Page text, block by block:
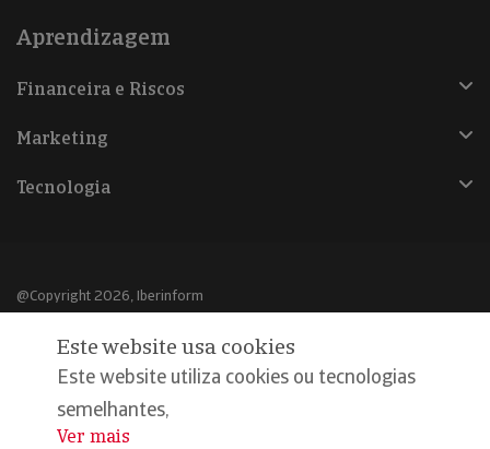
Aprendizagem
Financeira e Riscos
Marketing
Tecnologia
@Copyright 2026, Iberinform
Aviso legal
Política de cookies
Declaração de privacidade
Este website usa cookies
Este website utiliza cookies ou tecnologias
semelhantes,
...
Ver mais